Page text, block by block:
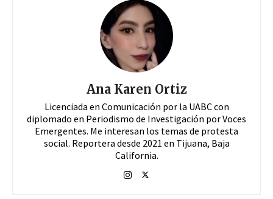
Ana Karen Ortiz
Licenciada en Comunicación por la UABC con
diplomado en Periodismo de Investigación por Voces
Emergentes. Me interesan los temas de protesta
social. Reportera desde 2021 en Tijuana, Baja
California.